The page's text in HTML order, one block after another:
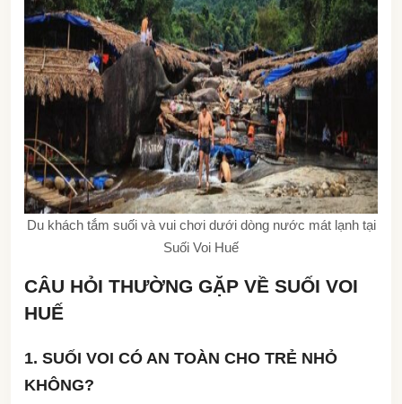
Du khách tắm suối và vui chơi dưới dòng nước mát lạnh tại
Suối Voi Huế
CÂU HỎI THƯỜNG GẶP VỀ SUỐI VOI
HUẾ
1. SUỐI VOI CÓ AN TOÀN CHO TRẺ NHỎ
KHÔNG?